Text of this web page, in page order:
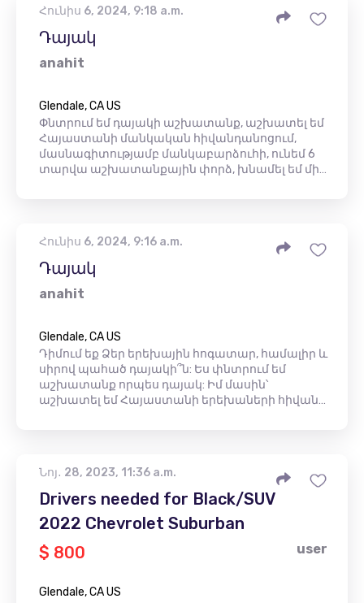
Հունիս 6, 2024, 9:18 a.m.
Դայակ
anahit
Glendale, CA US
Փնտրում եմ դայակի աշխատանք, աշխատել եմ
Հայաստանի մանկական հիվանդանոցում,
մասնագիտությամբ մանկաբարձուհի, ունեմ 6
տարվա աշխատանքային փորձ, խնամել եմ մի…
Հունիս 6, 2024, 9:16 a.m.
Դայակ
anahit
Glendale, CA US
Դիմում եք Ձեր երեխային հոգատար, համալիր և
սիրով պահած դայակի՞ն: Ես փնտրում եմ
աշխատանք որպես դայակ: Իմ մասին՝
աշխատել եմ Հայաստանի երեխաների հիվան…
Նոյ․ 28, 2023, 11:36 a.m.
Drivers needed for Black/SUV
2022 Chevrolet Suburban
$ 800
user
Glendale, CA US